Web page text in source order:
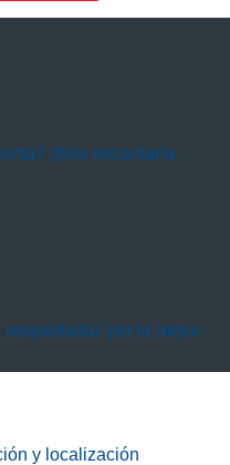
¡Nos encantaría
respaldadas por la mejor
y localización